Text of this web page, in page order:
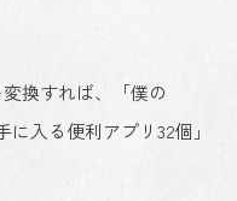
換すれば、「僕の
に入る便利アプリ32個」